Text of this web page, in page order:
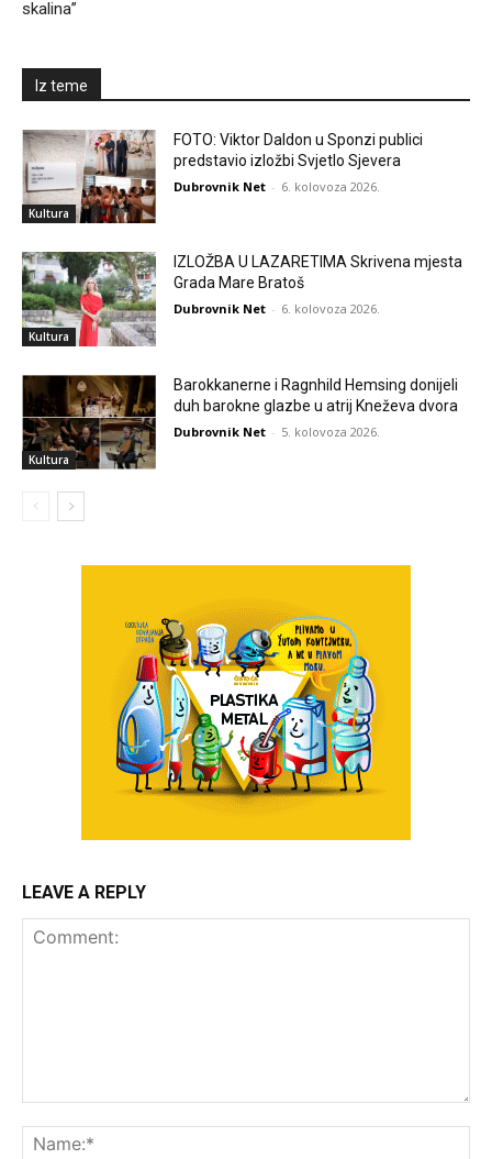
skalina”
Iz teme
Kultura
FOTO: Viktor Daldon u Sponzi publici
predstavio izložbi Svjetlo Sjevera
Dubrovnik Net - 6. kolovoza 2026.
Kultura
IZLOŽBA U LAZARETIMA Skrivena mjesta
Grada Mare Bratoš
Dubrovnik Net - 6. kolovoza 2026.
Kultura
Barokkanerne i Ragnhild Hemsing donijeli
duh barokne glazbe u atrij Kneževa dvora
Dubrovnik Net - 5. kolovoza 2026.
LEAVE A REPLY